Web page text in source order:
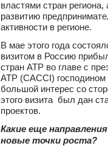
властями стран
развитию
активности в регионе.
В мае этого года
визитом в Россию
стран АТР во главе с
АТР (CACCI)
большой интерес со
этого визита был дан
проектов.
Какие еще
новые точки роста?